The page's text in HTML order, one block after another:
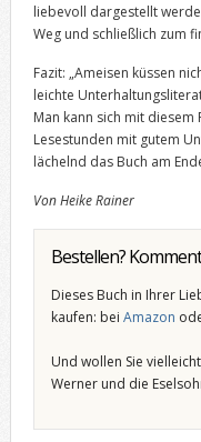
liebevoll dargestellt
Weg und schließlich zum
Fazit: „Ameisen küssen
leichte
Man kann sich mit
Lesestunden mit gutem
lächelnd das Buch am
Von Heike Rainer
Bestellen?
Dieses Buch in Ihrer
kaufen: bei Amazon
Und wollen Sie
Werner und die